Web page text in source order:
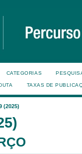
CATEGORIAS
TAXAS DE
(2025)